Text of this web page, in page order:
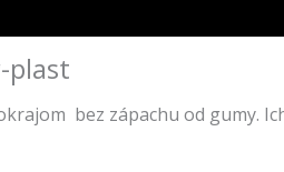
plast
bez zápachu od gumy.